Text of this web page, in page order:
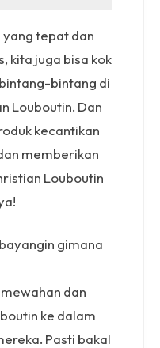
tepat dan
kita juga bisa kok
bintang di
Louboutin. Dan
kecantikan
memberikan
Louboutin
gimana
dan
ke dalam
Pasti bakal